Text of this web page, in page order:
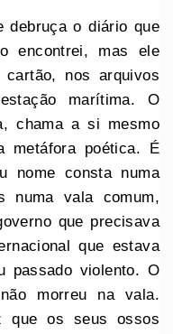
debruça o diário que
encontrei, mas ele
cartão, nos arquivos
marítima. O
chama a si mesmo
metáfora poética. É
nome consta numa
numa vala comum,
que precisava
que estava
passado violento. O
morreu na vala.
que os seus ossos